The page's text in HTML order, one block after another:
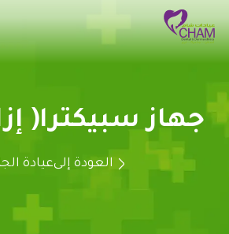
جهاز سبيكترا(
العودة إلىعيادة